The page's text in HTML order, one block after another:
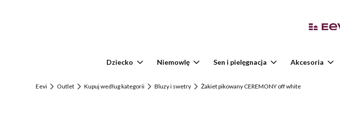
Dziecko Niemowlę Sen i pielęgnacja Akcesoria
Eevi Outlet Kupuj według kategorii Bluzy i swetry Żakiet pikowany CEREMONY off white